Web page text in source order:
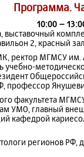
Программа.
10:00 –
выставочный
2, красный
ректор МГМСУ им.
профессор
факультета
УМО, главный
кафедрой
регионов РФ,